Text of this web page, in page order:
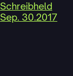
Schreibheld
Sep. 30.2017